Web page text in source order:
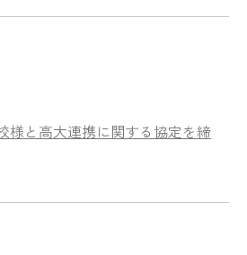
様と高大連携に関する協定を締